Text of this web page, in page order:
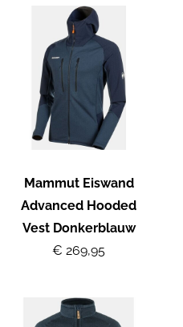
Mammut Eiswand
Advanced Hooded
Vest Donkerblauw
€ 269,95